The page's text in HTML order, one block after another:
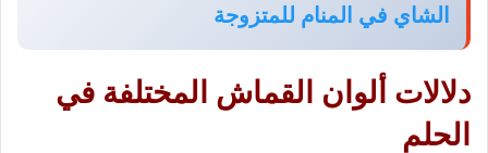
الشاي في المنام للمتزوجة
دلالات ألوان القماش المختلفة في
الحلم